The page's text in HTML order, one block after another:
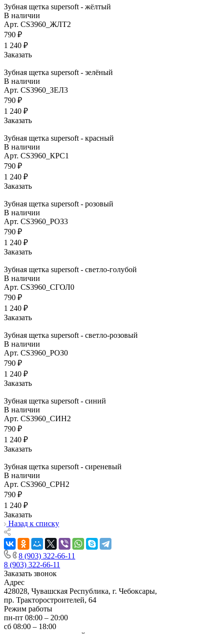
Зубная щетка supersoft - жёлтый
В наличии
Арт. CS3960_ЖЛТ2
790 ₽
1 240 ₽
Заказать
Зубная щетка supersoft - зелёный
В наличии
Арт. CS3960_ЗЕЛ3
790 ₽
1 240 ₽
Заказать
Зубная щетка supersoft - красный
В наличии
Арт. CS3960_КРС1
790 ₽
1 240 ₽
Заказать
Зубная щетка supersoft - розовый
В наличии
Арт. CS3960_РОЗ3
790 ₽
1 240 ₽
Заказать
Зубная щетка supersoft - светло-голубой
В наличии
Арт. CS3960_СГОЛ0
790 ₽
1 240 ₽
Заказать
Зубная щетка supersoft - светло-розовый
В наличии
Арт. CS3960_РОЗ0
790 ₽
1 240 ₽
Заказать
Зубная щетка supersoft - синий
В наличии
Арт. CS3960_СИН2
790 ₽
1 240 ₽
Заказать
Зубная щетка supersoft - сиреневый
В наличии
Арт. CS3960_СРН2
790 ₽
1 240 ₽
Заказать
Назад к списку
8 (903) 322-66-11
8 (903) 322-66-11
Заказать звонок
Адрес
428028, Чувашская Республика, г. Чебоксары,
пр. Тракторостроителей, 64
Режим работы
пн-пт 08:00 – 20:00
сб 08:00 – 18:00